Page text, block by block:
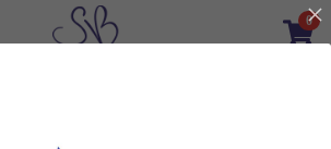
0
×
商品分類